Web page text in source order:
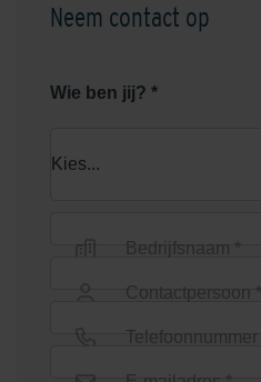
Neem contact op
Wie ben jij? *
Bedrijfsnaam *
Contactpersoon *
Telefoonnummer